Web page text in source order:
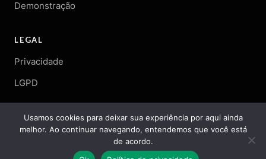
Demonstração
LEGAL
Privacidade
LGPD
© 2026 Arqgen. Todos os direitos reservados.
Usamos cookies para deixar sua experiência por aqui ainda
melhor. Ao continuar navegando, entendemos que você está
de acordo.